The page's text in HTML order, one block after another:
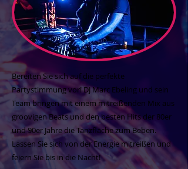
Bereiten Sie sich auf die perfekte
Partystimmung vor! DJ Marc Ebeling und sein
Team bringen mit einem mitreißenden Mix aus
groovigen Beats und den besten Hits der 80er
und 90er Jahre die Tanzfläche zum Beben.
Lassen Sie sich von der Energie mitreißen und
feiern Sie bis in die Nacht!